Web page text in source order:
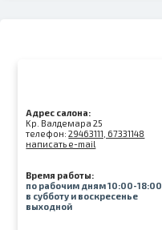
Адрес салона:
Kр. Валдемара 25
телефон:29463111, 67331148
написать e-mail
Время работы:
по рабочим дням 10:00-18:00
в субботу и воскресенье
выходной